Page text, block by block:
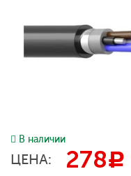
В наличии
ЦЕНА: 278c